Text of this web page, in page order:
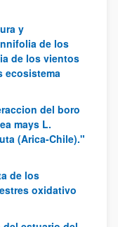
y
de los
de los vientos
ecosistema
del boro
mays L.
(Arica-Chile)."
de los
oxidativo